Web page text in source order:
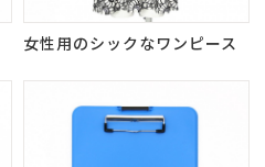
女性用のシックなワンピース